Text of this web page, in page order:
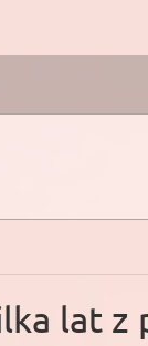
lat z